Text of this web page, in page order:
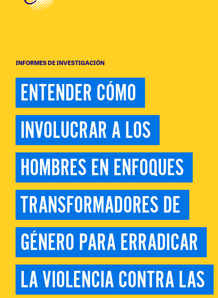
INFORMES DE INVESTIGACIÓN
ENTENDER CÓMO
INVOLUCRAR A LOS
HOMBRES EN ENFOQUES
TRANSFORMADORES DE
GÉNERO PARA ERRADICAR
LA VIOLENCIA CONTRA LAS